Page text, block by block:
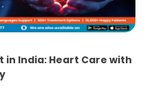
Human Sperm
Methods